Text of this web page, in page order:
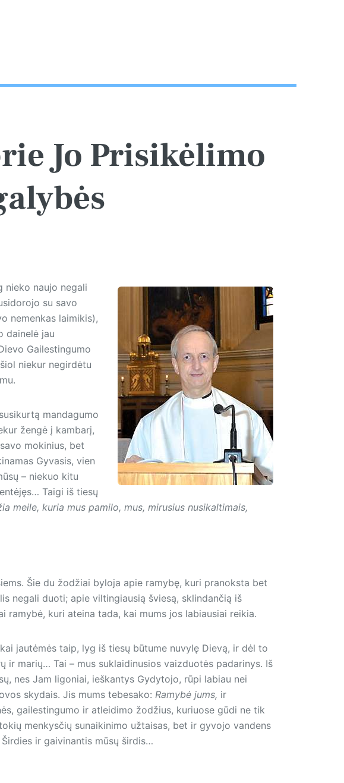
Jo Prisikėlimo
nieko naujo negali
su savo
nemenkas laimikis),
dainelė jau
Gailestingumo
niekur negirdėtu
mandagumo
žengė į kambarį,
mokinius, bet
Gyvasis, vien
– niekuo kitu
Taigi iš tiesų
meile, kuria mus pamilo, mus, mirusius nusikaltimais,
Šie du žodžiai byloja apie ramybę, kuri pranoksta bet
negali duoti; apie viltingiausią šviesą, sklindančią iš
kuri ateina tada, kai mums jos labiausiai reikia.
jautėmės taip, lyg iš tiesų būtume nuvylę Dievą, ir dėl to
ir marių… Tai – mus suklaidinusios vaizduotės padarinys. Iš
nes Jam ligoniai, ieškantys Gydytojo, rūpi labiau nei
skydais. Jis mums tebesako: Ramybė jums, ir
gailestingumo ir atleidimo žodžius, kuriuose gūdi ne tik
menkysčių sunaikinimo užtaisas, bet ir gyvojo vandens
ir gaivinantis mūsų širdis…